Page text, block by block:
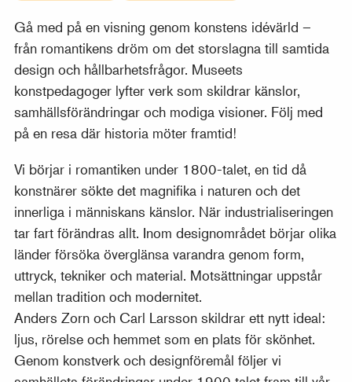
Gå med på en visning genom konstens idévärld –
från romantikens dröm om det storslagna till samtida
design och hållbarhetsfrågor. Museets
konstpedagoger lyfter verk som skildrar känslor,
samhällsförändringar och modiga visioner. Följ med
på en resa där historia möter framtid!
Vi börjar i romantiken under 1800-talet, en tid då
konstnärer sökte det magnifika i naturen och det
innerliga i människans känslor. När industrialiseringen
tar fart förändras allt. Inom designområdet börjar olika
länder försöka överglänsa varandra genom form,
uttryck, tekniker och material. Motsättningar uppstår
mellan tradition och modernitet.
Anders Zorn och Carl Larsson skildrar ett nytt ideal:
ljus, rörelse och hemmet som en plats för skönhet.
Genom konstverk och designföremål följer vi